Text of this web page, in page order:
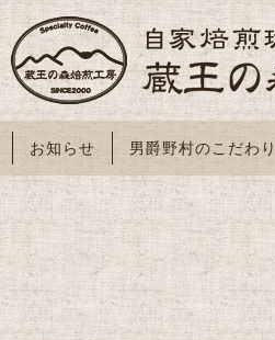
お知らせ 男爵野村のこだわり